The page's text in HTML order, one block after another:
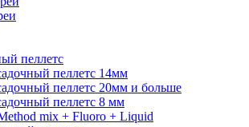
пеллетс
пеллетс 14мм
пеллетс 20мм и больше
пеллетс 8 мм
mix + Fluoro + Liquid